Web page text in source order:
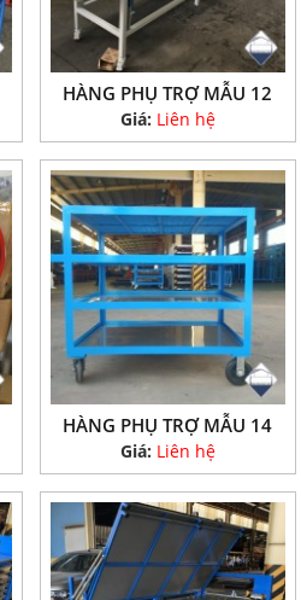
HÀNG PHỤ TRỢ MẪU 12
Giá: Liên hệ
HÀNG PHỤ TRỢ MẪU 14
Giá: Liên hệ